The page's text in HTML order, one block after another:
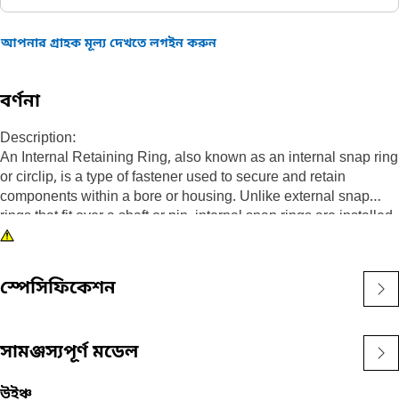
আপনার গ্রাহক মূল্য দেখতে লগইন করুন
বর্ণনা
Description:
An Internal Retaining Ring, also known as an internal snap ring
or circlip, is a type of fastener used to secure and retain
components within a bore or housing. Unlike external snap
rings that fit over a shaft or pin, internal snap rings are installed
inside a bore or groove to hold components in place. The main
displacement of components within a bore or housing. It acts as
a retaining device, holding components such as bearings,
Attributes:
durability, reliability, and productivity.
স্পেসিফিকেশন
সামঞ্জস্যপূর্ণ মডেল
উইঞ্চ